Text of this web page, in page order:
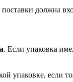
должна
. Если упаковка
если